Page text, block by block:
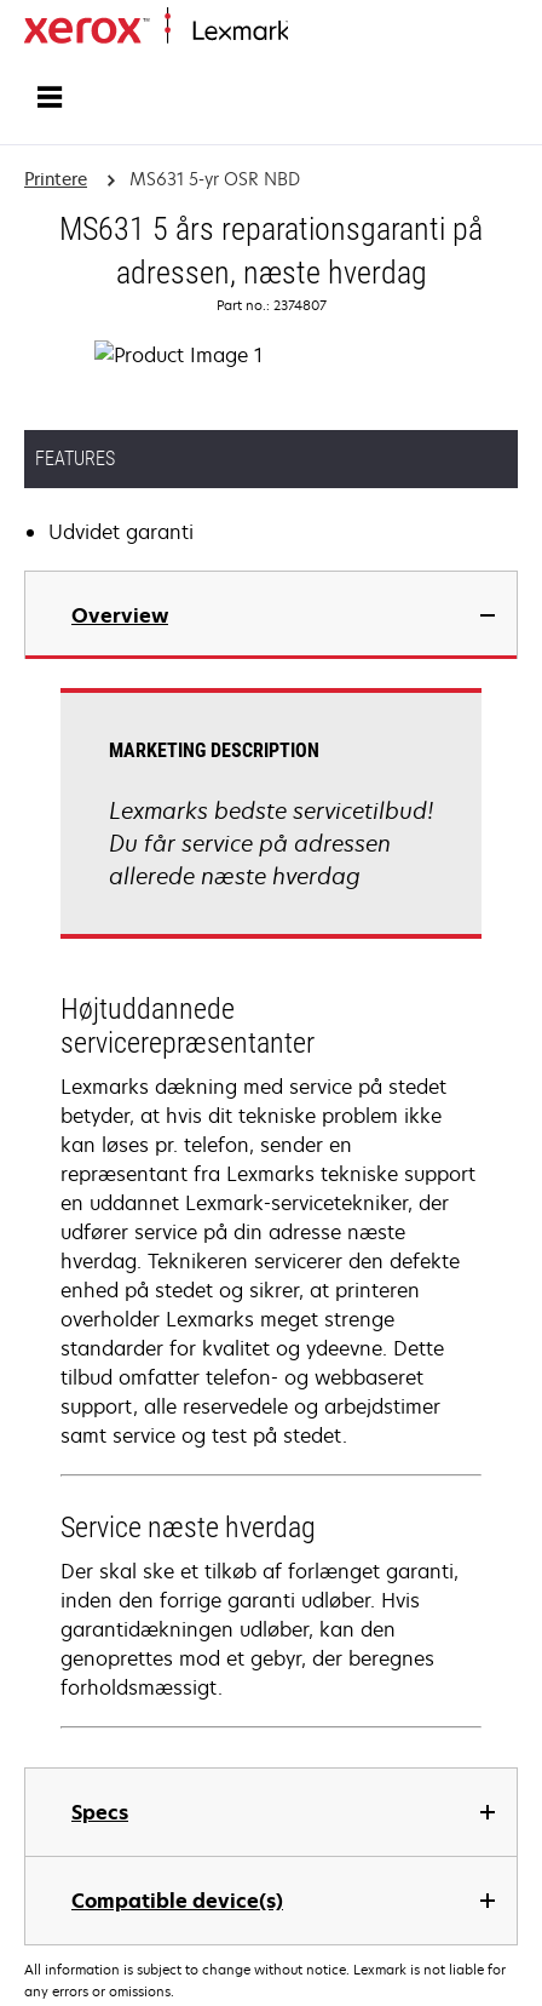
Printere MS631 5-yr OSR NBD
MS631 5 års reparationsgaranti på
adressen, næste hverdag
Part no.: 2374807
FEATURES
Udvidet garanti
Overview
Specs
Compatible device(s)
MARKETING DESCRIPTION
Lexmarks bedste servicetilbud!
Du får service på adressen
allerede næste hverdag
Højtuddannede
servicerepræsentanter
Lexmarks dækning med service på stedet
betyder, at hvis dit tekniske problem ikke
kan løses pr. telefon, sender en
repræsentant fra Lexmarks tekniske support
en uddannet Lexmark-servicetekniker, der
udfører service på din adresse næste
hverdag. Teknikeren servicerer den defekte
enhed på stedet og sikrer, at printeren
overholder Lexmarks meget strenge
standarder for kvalitet og ydeevne. Dette
tilbud omfatter telefon- og webbaseret
support, alle reservedele og arbejdstimer
samt service og test på stedet.
Service næste hverdag
Der skal ske et tilkøb af forlænget garanti,
inden den forrige garanti udløber. Hvis
garantidækningen udløber, kan den
genoprettes mod et gebyr, der beregnes
forholdsmæssigt.
All information is subject to change without notice. Lexmark is not liable for
any errors or omissions.